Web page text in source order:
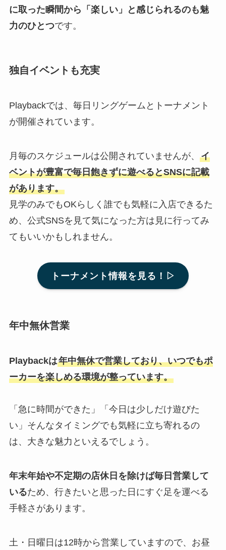
に取った瞬間から「楽しい」と感じられるのも魅
力のひとつです。
独自イベントも充実
Playbackでは、毎日リングゲームとトーナメント
が開催されています。
月毎のスケジュールは公開されていませんが、 イ
ベントが豊富で毎日飽きずに遊べるとSNSに記載
があります。
見学のみでもOKらしく誰でも気軽に入店できるた
め、公式SNSを見て気になった方は見に行ってみ
てもいいかもしれません。
トーナメント情報を見る！▷
年中無休営業
Playbackは年中無休で営業しており、いつでもポ
ーカーを楽しめる環境が整っています。
「急に時間ができた」「今日は少しだけ遊びた
い」そんなタイミングでも気軽に立ち寄れるの
は、大きな魅力といえるでしょう。
年末年始や不定期の店休日を除けば毎日営業して
いるため、行きたいと思った日にすぐ足を運べる
手軽さがあります。
土・日曜日は12時から営業していますので、お昼